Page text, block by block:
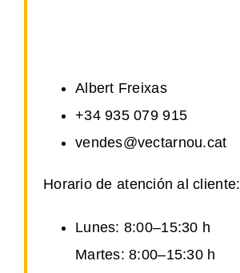
Albert Freixas
+34 935 079 915
vendes@vectarnou.cat
Horario de atención al cliente:
Lunes: 8:00–15:30 h
Martes: 8:00–15:30 h